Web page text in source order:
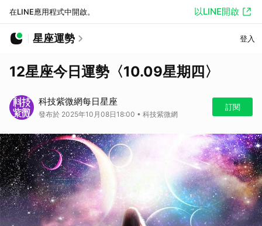
在LINE應用程式中開啟。 以LINE開啟
星座運勢 登入
12星座今日運勢〈10.09星期四〉
科技紫微網每日星座
發布於 2025年10月08日18:00 • 科技紫微網
訂閱